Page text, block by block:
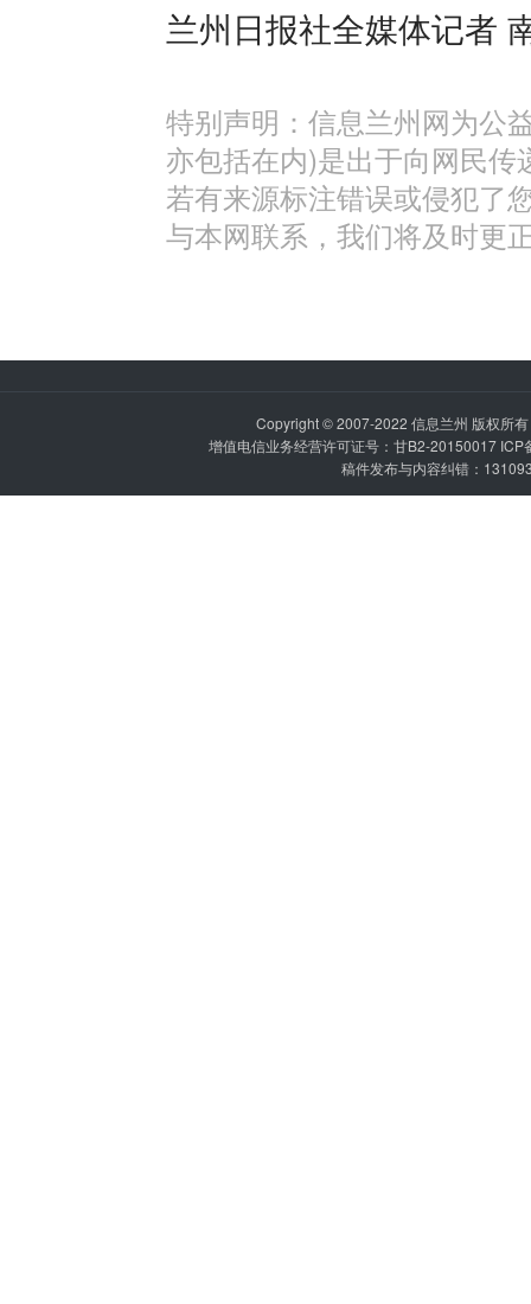
兰州日报社全媒体记者
特别声明：信息兰州网为公
亦包括在内)是出于向网民
若有来源标注错误或侵犯了
与本网联系，我们将及时更
Copyright © 2007-2022 信息兰州 版权所
增值电信业务经营许可证号：甘B2-20150017 ICP
稿件发布与内容纠错：